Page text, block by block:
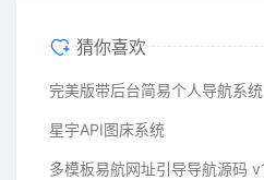
猜你喜欢
完美版带后台简易个人导航系统
星宇API图床系统